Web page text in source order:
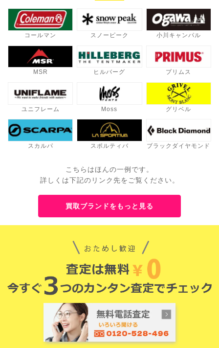
コールマン スノーピーク 小川キャンパル
MSR ヒルバーグ プリムス
ユニフレーム Moss グリベル
スカルパ スポルティバ ブラックダイヤモンド
こちらはほんの一例です。
詳しくは下記のリンク先をご覧ください。
買取ブランドをもっと見る